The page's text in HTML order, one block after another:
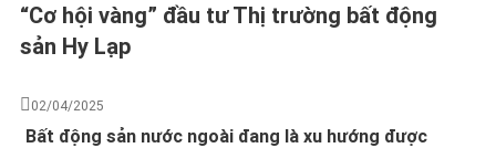
“Cơ hội vàng” đầu tư Thị trường bất động
sản Hy Lạp
02/04/2025
Bất động sản nước ngoài đang là xu hướng được